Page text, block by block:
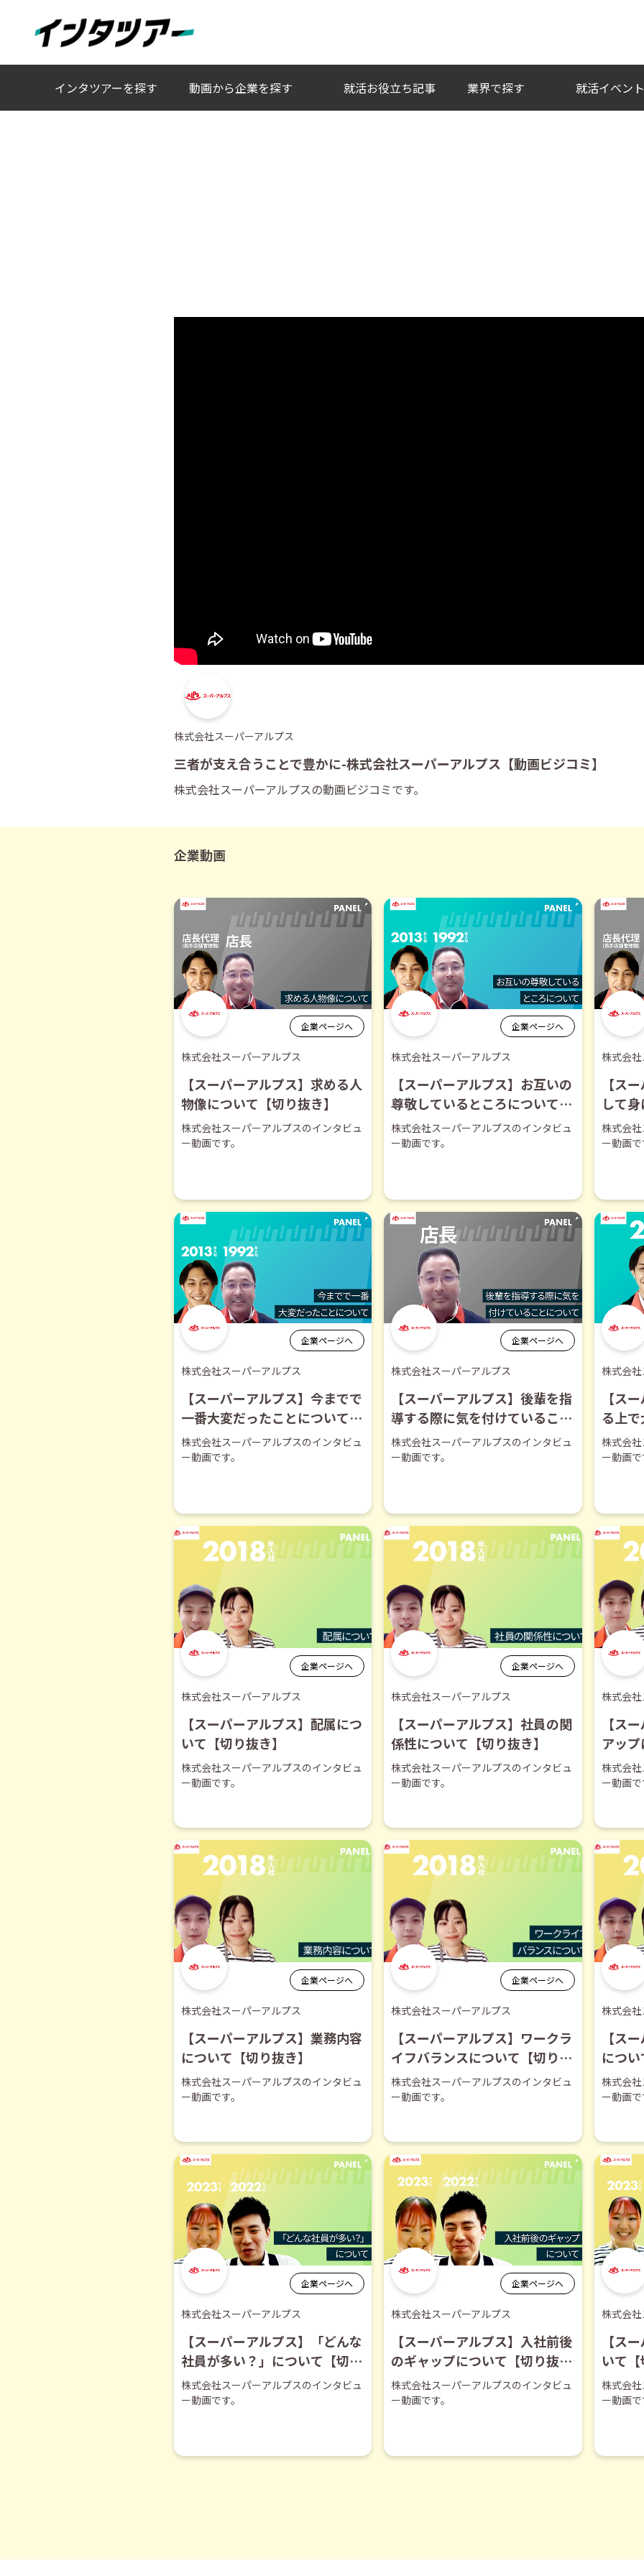
人事キャラクターAIチャットと動画で、これまでにない企業との出会いを。
インタツアーを探す 動画から企業を探す 就活お役立ち記事 業界で探す 就活イベン
投稿者:yamagamimisaki
株式会社スーパーアルプス
三者が支え合うことで豊かに-株式会社スーパーアルプス【動画ビジコミ】
株式会社スーパーアルプスの動画ビジコミです。
企業動画
企業ページへ
株式会社スーパーアルプス
【スーパーアルプス】求める人
物像について【切り抜き】
株式会社スーパーアルプスのインタビュ
ー動画です。
企業ページへ
株式会社スーパーアルプス
【スーパーアルプス】お互いの
尊敬しているところについて
【切り抜き】
株式会社スーパーアルプスのインタビュ
ー動画です。
株式会
【ス
して
り抜き
株式会
ー動画
企業ページへ
株式会社スーパーアルプス
【スーパーアルプス】今までで
一番大変だったことについて
【切り抜き】
株式会社スーパーアルプスのインタビュ
ー動画です。
企業ページへ
株式会社スーパーアルプス
【スーパーアルプス】後輩を指
導する際に気を付けていること
について【切り抜き】
株式会社スーパーアルプスのインタビュ
ー動画です。
株式会
【ス
る上
いて
株式会
ー動画
企業ページへ
株式会社スーパーアルプス
【スーパーアルプス】配属につ
いて【切り抜き】
株式会社スーパーアルプスのインタビュ
ー動画です。
企業ページへ
株式会社スーパーアルプス
【スーパーアルプス】社員の関
係性について【切り抜き】
株式会社スーパーアルプスのインタビュ
ー動画です。
株式会
【ス
アッ
株式会
ー動画
企業ページへ
株式会社スーパーアルプス
【スーパーアルプス】業務内容
について【切り抜き】
株式会社スーパーアルプスのインタビュ
ー動画です。
企業ページへ
株式会社スーパーアルプス
【スーパーアルプス】ワークラ
イフバランスについて【切り抜
き】
株式会社スーパーアルプスのインタビュ
ー動画です。
株式会
【ス
につ
株式会
ー動画
企業ページへ
株式会社スーパーアルプス
【スーパーアルプス】「どんな
社員が多い？」について【切り
抜き】
株式会社スーパーアルプスのインタビュ
ー動画です。
企業ページへ
株式会社スーパーアルプス
【スーパーアルプス】入社前後
のギャップについて【切り抜
き】
株式会社スーパーアルプスのインタビュ
ー動画です。
株式会
【ス
いて
株式会
ー動画